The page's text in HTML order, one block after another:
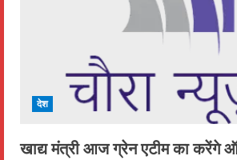
देश
खाद्य मंत्री आज ग्रेन एटीम का करेंगे